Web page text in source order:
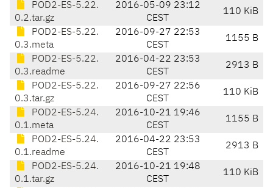
POD2-ES-5.22.
0.2.tar.gz
2016-05-09 23:12
CEST
110 KiB
POD2-ES-5.22.
0.3.meta
2016-09-27 22:53
CEST
1155 B
POD2-ES-5.22.
0.3.readme
2016-04-22 23:53
CEST
2913 B
POD2-ES-5.22.
0.3.tar.gz
2016-09-27 22:56
CEST
110 KiB
POD2-ES-5.24.
0.1.meta
2016-10-21 19:46
CEST
1155 B
POD2-ES-5.24.
0.1.readme
2016-04-22 23:53
CEST
2913 B
POD2-ES-5.24.
0.1.tar.gz
2016-10-21 19:48
CEST
110 KiB